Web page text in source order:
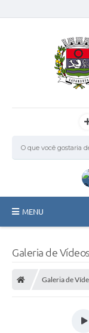
MENU
Galeria de Vídeos
Galeria de